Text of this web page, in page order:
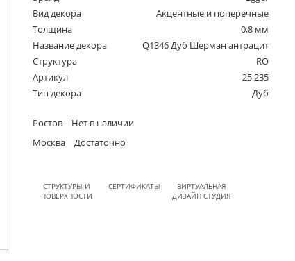
Вид декора
Акцентные и поперечные
Толщина
0,8 мм
Название декора
Q1346 Дуб Шерман антрацит
Структура
RO
Артикул
25 235
Тип декора
Дуб
Ростов
Нет в наличии
Москва
Достаточно
СТРУКТУРЫ И
ПОВЕРХНОСТИ
СЕРТИФИКАТЫ
ВИРТУАЛЬНАЯ
ДИЗАЙН СТУДИЯ